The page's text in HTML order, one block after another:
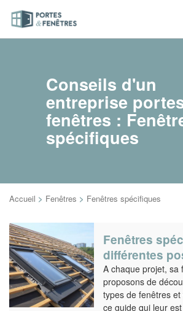
Conseils d'un
entreprise
fenêtres :
spécifiques
Accueil > Fenêtres > Fenêtres spécifiques
Fenêtres
différentes
A chaque projet, sa
proposons de
types de fenêtres
ce guide qui leur